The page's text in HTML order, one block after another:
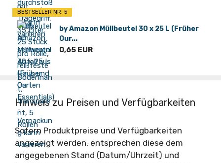
BESTSELLER NR. 5
by Amazon Müllbeutel 30 x 25 L (Früher
Our...
0,65 EUR
Hinweis zu Preisen und Verfügbarkeiten
Sofern Produktpreise und Verfügbarkeiten
angezeigt werden, entsprechen diese dem
angegebenen Stand (Datum/Uhrzeit) und